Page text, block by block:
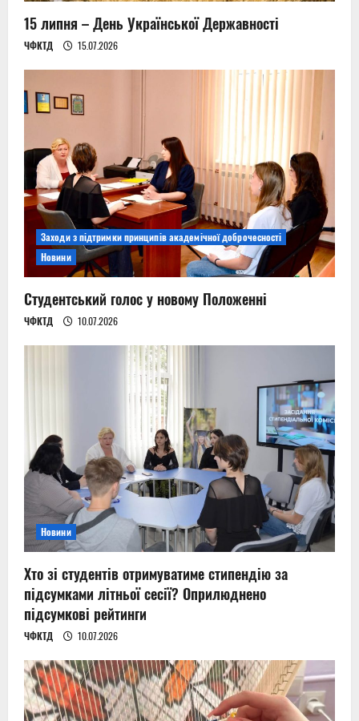
15 липня – День Української Державності
ЧФКТД 15.07.2026
Заходи з підтримки принципів академічної доброчесності
Новини
Студентський голос у новому Положенні
ЧФКТД 10.07.2026
Новини
Хто зі студентів отримуватиме стипендію за
підсумками літньої сесії? Оприлюднено
підсумкові рейтинги
ЧФКТД 10.07.2026